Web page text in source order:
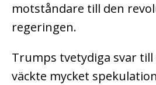
motståndare till den
regeringen.
Trumps tvetydiga svar
väckte mycket